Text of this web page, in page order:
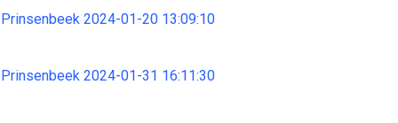
2024-01-20 13:09:10
2024-01-31 16:11:30